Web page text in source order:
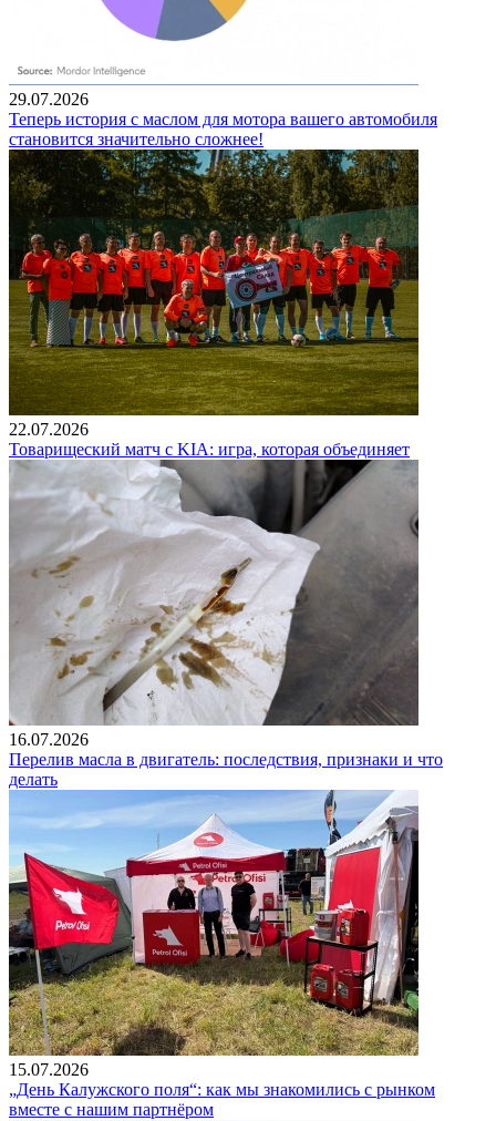
29.07.2026
Теперь история с маслом для мотора вашего автомобиля
становится значительно сложнее!
22.07.2026
Товарищеский матч с KIA: игра, которая объединяет
16.07.2026
Перелив масла в двигатель: последствия, признаки и что
делать
15.07.2026
„День Калужского поля“: как мы знакомились с рынком
вместе с нашим партнёром